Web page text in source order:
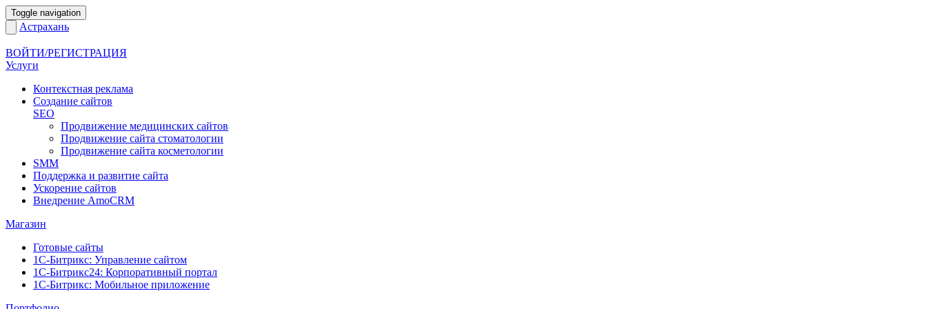
Toggle navigation
Астрахань
ВОЙТИ/РЕГИСТРАЦИЯ
Услуги
Контекстная реклама
Создание сайтов
SEO
Продвижение медицинских сайтов
Продвижение сайта стоматологии
Продвижение сайта косметологии
SMM
Поддержка и развитие сайта
Ускорение сайтов
Внедрение AmoCRM
Магазин
Готовые сайты
1С-Битрикс: Управление сайтом
1С-Битрикс24: Корпоративный портал
1С-Битрикс: Мобильное приложение